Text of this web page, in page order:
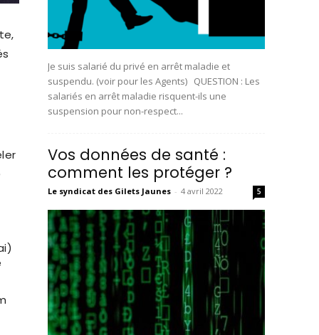
Je suis salarié du privé en arrêt maladie et
suspendu. (voir pour les Agents) QUESTION : Les
salariés en arrêt maladie risquent-ils une
suspension pour non-respect...
Vos données de santé :
comment les protéger ?
Le syndicat des Gilets Jaunes - 4 avril 2022 5